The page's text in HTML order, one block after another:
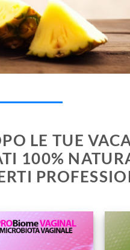
LE TUE
100%